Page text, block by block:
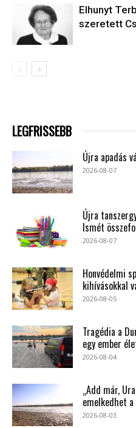
Elhunyt
szeretett
LEGFRISSEBB
Újra apadás
2026-08-07
Újra
Ismét
2026-08-07
Honvédelmi
kihívásokkal
2026-08-05
Tragédia a
egy ember
2026-08-04
„Add már,
emelkedhet a
2026-08-03